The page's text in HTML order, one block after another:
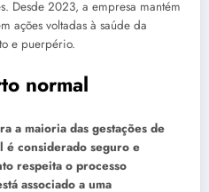
Desde 2023, a empresa mantém
ações voltadas à saúde da
e puerpério.
normal
a maioria das gestações de
é considerado seguro e
respeita o processo
associado a uma